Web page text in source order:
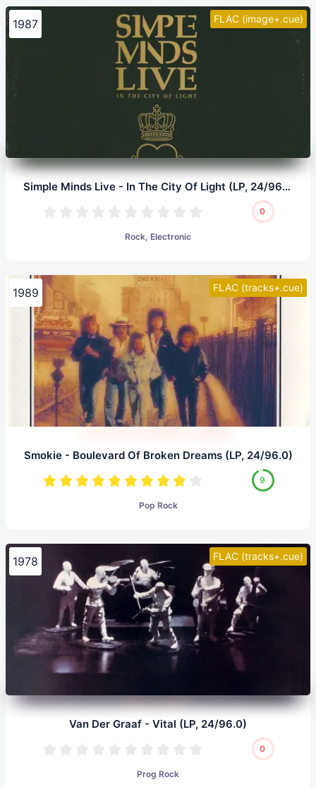
FLAC (image+.cue)
1987
Simple Minds Live - In The City Of Light (LP, 24/96.0)
0
Rock, Electronic
FLAC (tracks+.cue)
1989
Smokie - Boulevard Of Broken Dreams (LP, 24/96.0)
9
Pop Rock
FLAC (tracks+.cue)
1978
Van Der Graaf - Vital (LP, 24/96.0)
0
Prog Rock